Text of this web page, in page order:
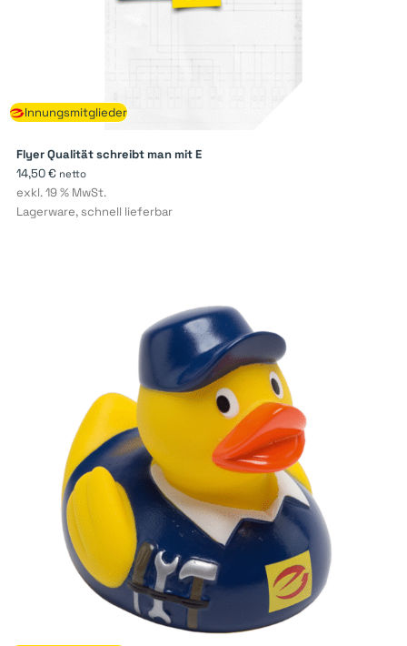
Innungsmitglieder
Flyer Qualität schreibt man mit E
14,50€ netto
exkl. 19 % MwSt.
Lagerware, schnell lieferbar